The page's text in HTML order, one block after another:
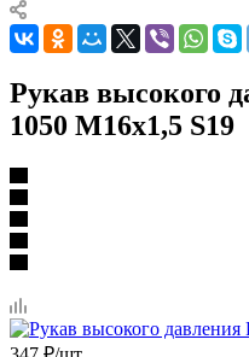
Рукав высокого
1050 М16х1,5 S19